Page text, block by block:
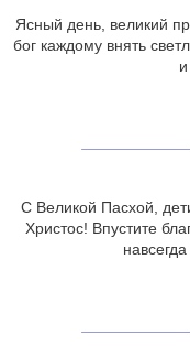
Ясный день, великий
бог каждому внять
С Великой Пасхой,
Христос! Впустите